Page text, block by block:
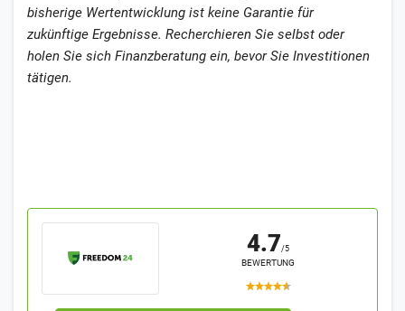
bisherige Wertentwicklung ist keine Garantie für
zukünftige Ergebnisse. Recherchieren Sie selbst oder
holen Sie sich Finanzberatung ein, bevor Sie Investitionen
tätigen.
4.7 /5
BEWERTUNG